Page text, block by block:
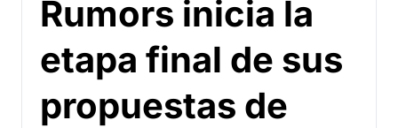
Rumors inicia la
etapa final de sus
propuestas de